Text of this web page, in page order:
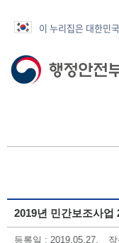
이 누리집은 대한민
2019년 민간보조사업
등록일 : 2019.05.27.